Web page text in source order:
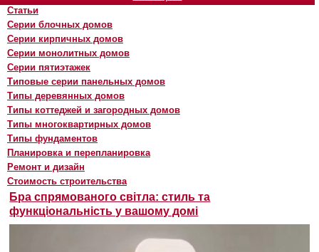
Статьи
Серии блочных домов
Серии кирпичных домов
Серии монолитных домов
Серии пятиэтажек
Типовые серии панельных домов
Типы деревянных домов
Типы коттеджей и загородных домов
Типы многоквартирных домов
Типы фундаментов
Планировка и перепланировка
Ремонт и дизайн
Стоимость строительства
Бра спрямованого світла: стиль та
функціональність у вашому домі